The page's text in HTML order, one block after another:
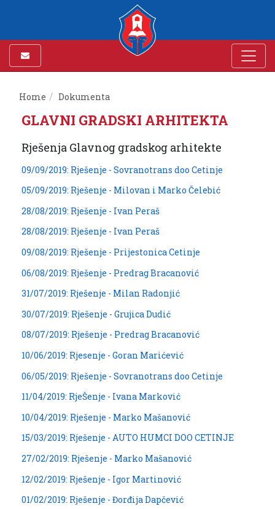
Home Dokumenta
GLAVNI GRADSKI ARHITEKTA
Rješenja Glavnog gradskog arhitekte
09/09/2019: Rješenje - Sovranotrans doo Cetinje
05/09/2019: Rješenje - Milovan i Marko Čelebić
28/08/2019: Rješenje - Ivan Peraš
28/08/2019: Rješenje - Ivan Peraš
09/08/2019: Rješenje - Prijestonica Cetinje
06/08/2019: Rješenje - Predrag Bracanović
31/07/2019: Rješenje - Milan Radonjić
30/07/2019: Rješenje - Grujica Dudić
08/07/2019: Rješenje - Predrag Bracanović
10/06/2019: Rjesenje - Goran Marićević
06/05/2019: Rješenje - Sovranotrans doo Cetinje
11/04/2019: RjeŠenje - Ivana Marković
10/04/2019: Rješenje - Marko Mašanović
15/03/2019: Rješenje - AUTO HUMCI DOO CETINJE
27/02/2019: Rješenje - Marko Mašanović
12/02/2019: Rješenje - Igor Martinović
01/02/2019: Rješenje - Đorđija Dapčević